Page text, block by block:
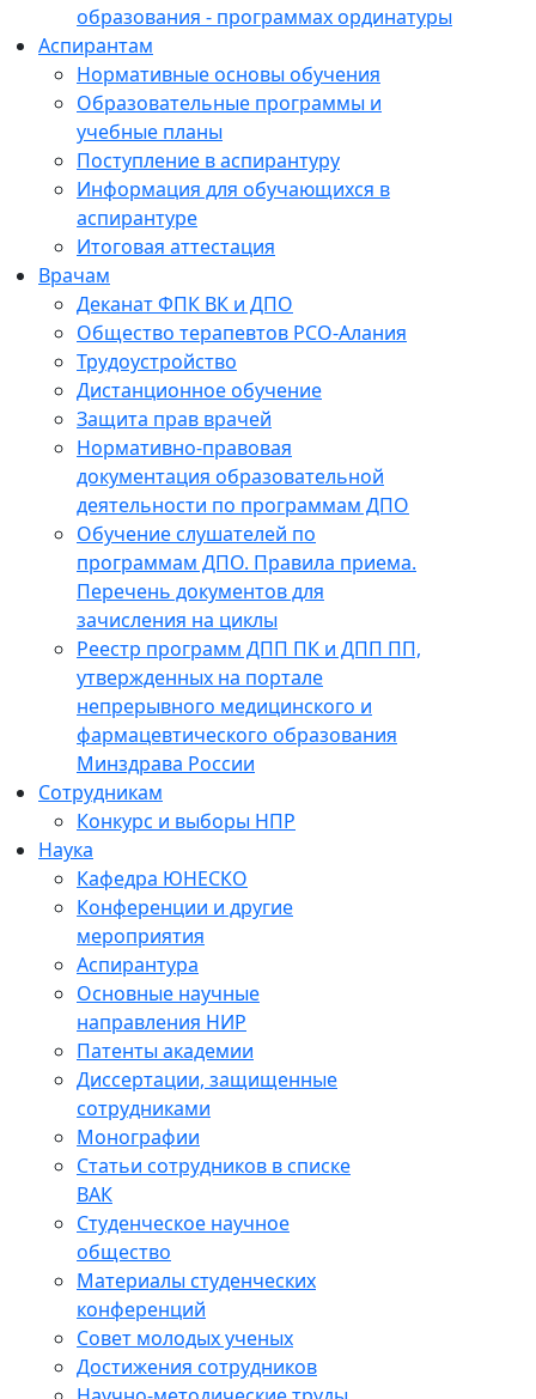
образования - программах ординатуры
Аспирантам
Нормативные основы обучения
Образовательные программы и
учебные планы
Поступление в аспирантуру
Информация для обучающихся в
аспирантуре
Итоговая аттестация
Врачам
Деканат ФПК ВК и ДПО
Общество терапевтов РСО-Алания
Трудоустройство
Дистанционное обучение
Защита прав врачей
Нормативно-правовая
документация образовательной
деятельности по программам ДПО
Обучение слушателей по
программам ДПО. Правила приема.
Перечень документов для
зачисления на циклы
Реестр программ ДПП ПК и ДПП ПП,
утвержденных на портале
непрерывного медицинского и
фармацевтического образования
Минздрава России
Сотрудникам
Конкурс и выборы НПР
Наука
Кафедра ЮНЕСКО
Конференции и другие
мероприятия
Аспирантура
Основные научные
направления НИР
Патенты академии
Диссертации, защищенные
сотрудниками
Монографии
Статьи сотрудников в списке
ВАК
Студенческое научное
общество
Материалы студенческих
конференций
Совет молодых ученых
Достижения сотрудников